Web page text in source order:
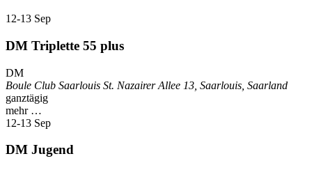
12-13 Sep
DM Triplette 55 plus
DM
Boule Club Saarlouis St. Nazairer Allee 13, Saarlouis, Saarland
ganztägig
mehr …
12-13 Sep
DM Jugend